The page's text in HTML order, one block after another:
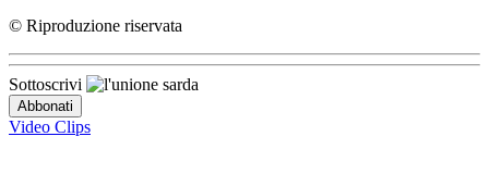
© Riproduzione riservata
Sottoscrivi
Video Clips